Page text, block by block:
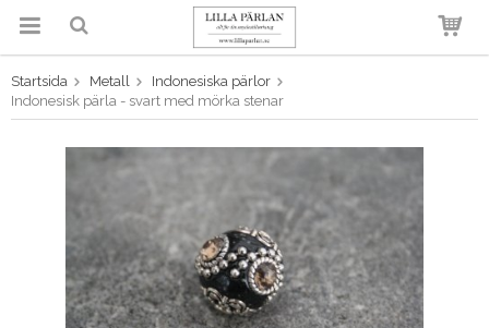
Produkten har blivit tillagd i
varukorgen
Startsida Metall
Indonesiska pärlor
Indonesisk pärla - svart med mörka stenar